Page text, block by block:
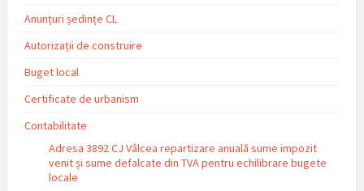
Anunțuri ședințe CL
Autorizații de construire
Buget local
Certificate de urbanism
Contabilitate
Adresa 3892 CJ Vâlcea repartizare anuală sume impozit
venit și sume defalcate din TVA pentru echilibrare bugete
locale